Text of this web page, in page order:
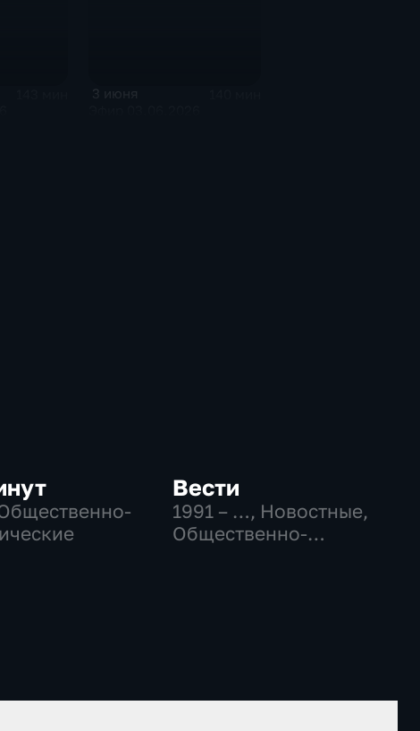
3 июня
Вести
1991 – …, Новостные,
Общественно-